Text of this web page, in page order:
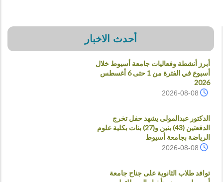
أحدث الاخبار
أبرز أنشطة وفعاليات جامعة أسيوط خلال
أسبوع في الفترة من 1 حتى 6 أغسطس
2026
2026-08-08
الدكتور عبدالمولى يشهد حفل تخرج
الدفعتين (43) بنين و(27) بنات بكلية علوم
الرياضة بجامعة أسيوط
2026-08-08
توافد طلاب الثانوية على جناح جامعة